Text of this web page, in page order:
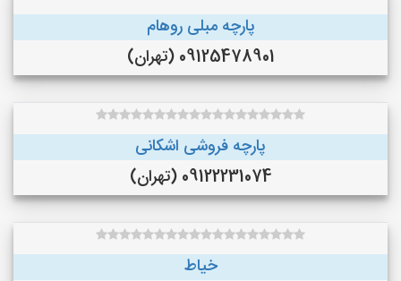
پارچه مبلی روهام
09125478901 (تهران)
پارچه فروشی اشکانی
09122231074 (تهران)
خیاط